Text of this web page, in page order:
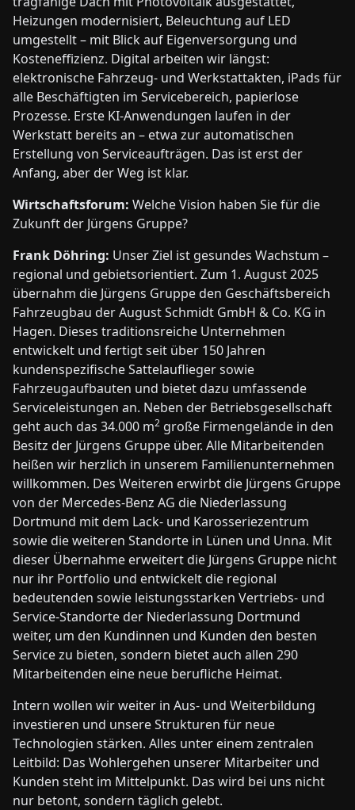
Heizungen modernisiert, Beleuchtung auf LED
umgestellt – mit Blick auf Eigenversorgung und
Kosteneffizienz. Digital arbeiten wir längst:
elektronische Fahrzeug- und Werkstattakten, iPads für
alle Beschäftigten im Servicebereich, papierlose
Prozesse. Erste KI-Anwendungen laufen in der
Werkstatt bereits an – etwa zur automatischen
Erstellung von Serviceaufträgen. Das ist erst der
Anfang, aber der Weg ist klar.
Wirtschaftsforum: Welche Vision haben Sie für die
Zukunft der Jürgens Gruppe?
Frank Döhring: Unser Ziel ist gesundes Wachstum –
regional und gebietsorientiert. Zum 1. August 2025
übernahm die Jürgens Gruppe den Geschäftsbereich
Fahrzeugbau der August Schmidt GmbH & Co. KG in
Hagen. Dieses traditionsreiche Unternehmen
entwickelt und fertigt seit über 150 Jahren
kundenspezifische Sattelauflieger sowie
Fahrzeugaufbauten und bietet dazu umfassende
Serviceleistungen an. Neben der Betriebsgesellschaft
geht auch das 34.000 m2 große Firmengelände in den
Besitz der Jürgens Gruppe über. Alle Mitarbeitenden
heißen wir herzlich in unserem Familienunternehmen
willkommen. Des Weiteren erwirbt die Jürgens Gruppe
von der Mercedes-Benz AG die Niederlassung
Dortmund mit dem Lack- und Karosseriezentrum
sowie die weiteren Standorte in Lünen und Unna. Mit
dieser Übernahme erweitert die Jürgens Gruppe nicht
nur ihr Portfolio und entwickelt die regional
bedeutenden sowie leistungsstarken Vertriebs- und
Service-Standorte der Niederlassung Dortmund
weiter, um den Kundinnen und Kunden den besten
Service zu bieten, sondern bietet auch allen 290
Mitarbeitenden eine neue berufliche Heimat.
Intern wollen wir weiter in Aus- und Weiterbildung
investieren und unsere Strukturen für neue
Technologien stärken. Alles unter einem zentralen
Leitbild: Das Wohlergehen unserer Mitarbeiter und
Kunden steht im Mittelpunkt. Das wird bei uns nicht
nur betont, sondern täglich gelebt.